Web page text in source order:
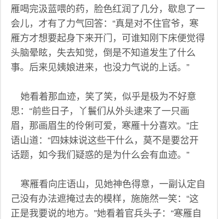
雁喝完汲蓝喂的药，脸色红润了几分，歇息了一
会儿，才有了力气回答：“真是对不住官爷，寒
雁方才想要起身下来开门，可谁知刚下床便觉得
头脑晕眩，失去知觉，倒是不知道发生了什么
事。后来见姨娘进来，也没力气说的上话。”
她看着那血迹，笑了笑，似乎是极为不好意
思：“前些日子，丫鬟们从外头逮来了一只画
眉，那画眉生的伶俐可爱，寒雁十分喜欢。”庄
语山道：“四妹妹说这些干什么，莫不是要岔开
话题，如今我们疑惑的是为什么会有血迹。”
寒雁看向庄语山，见她神色得意，一副认定自
己没有办法遮掩过去的模样，施施然一笑：“这
正是我要说的地方。”她看着官兵头子：“寒雁自